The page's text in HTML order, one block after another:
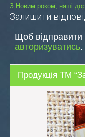
Навігація
записів
З Новим роком, наші
Залишити
Щоб відправити
авторизуватись.
Продукція ТМ